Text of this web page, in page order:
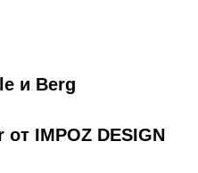
и Berg
от IMPOZ DESIGN